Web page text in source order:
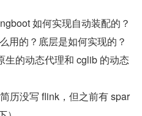
如何实现自动装配的？
用的？底层是如何实现的？
生的动态代理和 cglib 的动态
历没写 flink，但之前有 spar